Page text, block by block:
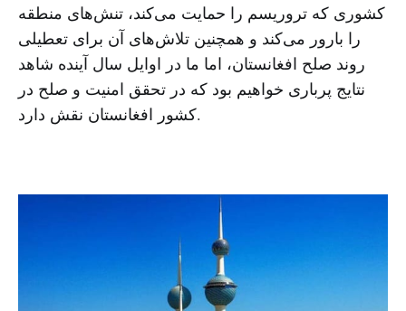
کشوری که تروریسم را حمایت می‌کند، تنش‌های منطقه
را بارور می‌کند و همچنین تلاش‌های آن برای تعطیلی
روند صلح افغانستان، اما ما در اوایل سال آینده شاهد
نتایج پرباری خواهیم بود که در تحقق امنیت و صلح در
کشور افغانستان نقش دارد.